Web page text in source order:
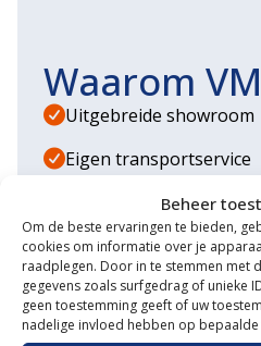
Beheer
Om de beste ervaringen te bieden,
cookies om informatie over je
raadplegen. Door in te stemmen met
gegevens zoals surfgedrag of unieke
geen toestemming geeft of uw
nadelige invloed hebben op
Waarom
Uitgebreide showroom
Eigen transportservice
Gespecialiseerde
Diverse
Grote voorraad
Grootste in kleine